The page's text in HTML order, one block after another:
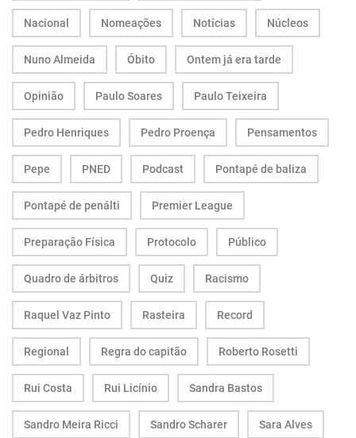
Nacional Nomeações Notícias Núcleos
Nuno Almeida Óbito Ontem já era tarde
Opinião Paulo Soares Paulo Teixeira
Pedro Henriques Pedro Proença Pensamentos
Pepe PNED Podcast Pontapé de baliza
Pontapé de penálti Premier League
Preparação Física Protocolo Público
Quadro de árbitros Quiz Racismo
Raquel Vaz Pinto Rasteira Record
Regional Regra do capitão Roberto Rosetti
Rui Costa Rui Licínio Sandra Bastos
Sandro Meira Ricci Sandro Scharer Sara Alves